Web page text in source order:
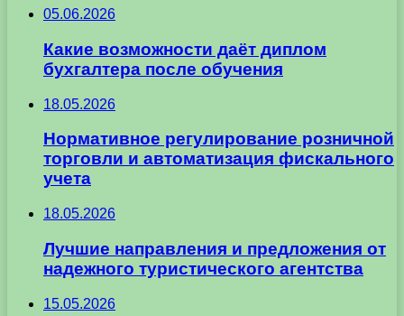
05.06.2026
Какие возможности даёт диплом
бухгалтера после обучения
18.05.2026
Нормативное регулирование розничной
торговли и автоматизация фискального
учета
18.05.2026
Лучшие направления и предложения от
надежного туристического агентства
15.05.2026